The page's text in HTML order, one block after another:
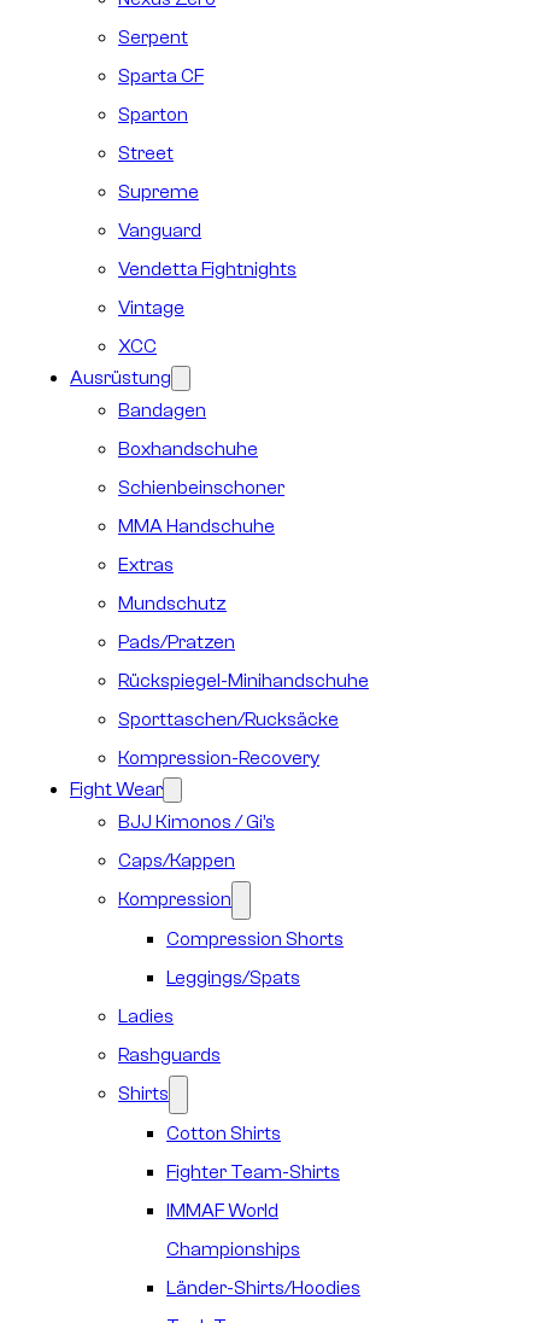
Serpent
Sparta CF
Sparton
Street
Supreme
Vanguard
Vendetta Fightnights
Vintage
XCC
Ausrüstung
Bandagen
Boxhandschuhe
Schienbeinschoner
MMA Handschuhe
Extras
Mundschutz
Pads/Pratzen
Rückspiegel-Minihandschuhe
Sporttaschen/Rucksäcke
Kompression-Recovery
Fight Wear
BJJ Kimonos / Gi’s
Caps/Kappen
Kompression
Compression Shorts
Leggings/Spats
Ladies
Rashguards
Shirts
Cotton Shirts
Fighter Team-Shirts
IMMAF World
Championships
Länder-Shirts/Hoodies